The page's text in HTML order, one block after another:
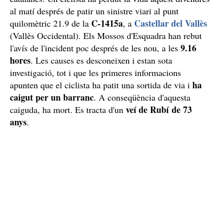
al matí després de patir un sinistre viari al punt
quilomètric 21.9 de la C-1415a, a Castellar del Vallès
(Vallès Occidental). Els Mossos d'Esquadra han rebut
l'avís de l'incident poc després de les nou, a les 9.16
hores. Les causes es desconeixen i estan sota
investigació, tot i que les primeres informacions
apunten que el ciclista ha patit una sortida de via i ha
caigut per un barranc. A conseqüència d'aquesta
caiguda, ha mort. Es tracta d'un veí de Rubí de 73
anys.